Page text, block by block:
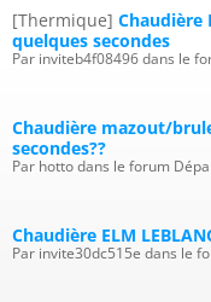
[Thermique] Chaudière
quelques secondes
Par inviteb4f08496 dans le
Chaudière mazout/
secondes??
Par hotto dans le forum
Chaudière ELM
Par invite30dc515e dans le